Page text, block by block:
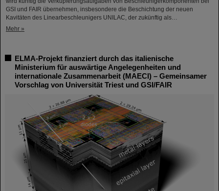
GSI und FAIR übernehmen, insbesondere die Beschichtung der neuen
Kavitäten des Linearbeschleunigers UNILAC, der zukünftig als…
Mehr »
ELMA-Projekt finanziert durch das italienische
Ministerium für auswärtige Angelegenheiten und
internationale Zusammenarbeit (MAECI) – Gemeinsamer
Vorschlag von Universität Triest und GSI/FAIR